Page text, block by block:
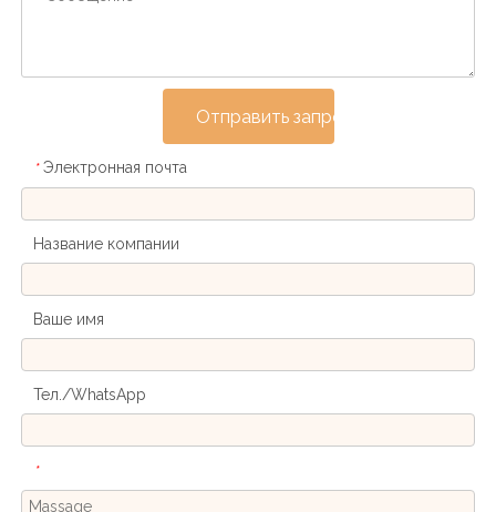
Отправить запрос
* Электронная почта
Название компании
Ваше имя
Тел./WhatsApp
*